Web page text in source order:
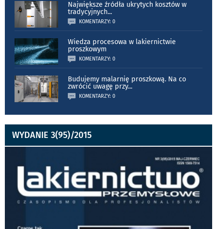
Największe źródła ukrytych kosztów w
tradycyjnych...
KOMENTARZY: 0
Wiedza procesowa w lakiernictwie
proszkowym
KOMENTARZY: 0
Budujemy malarnię proszkową. Na co
zwrócić uwagę przy...
KOMENTARZY: 0
WYDANIE 3(95)/2015